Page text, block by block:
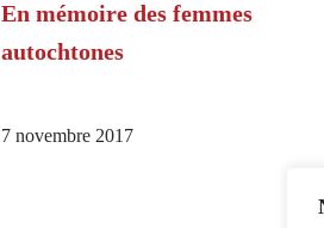
En mémoire des femmes
autochtones
7 novembre 2017